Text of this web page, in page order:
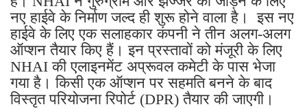
नए हाईवे के निर्माण जल्द ही शुरू होने वाला है। इस नए
हाईवे के लिए एक सलाहकार कंपनी ने तीन अलग-अलग
ऑप्शन तैयार किए हैं। इन प्रस्तावों को मंजूरी के लिए
NHAI की एलाइनमेंट अप्रूवल कमेटी के पास भेजा
गया है। किसी एक ऑप्शन पर सहमति बनने के बाद
विस्तृत परियोजना रिपोर्ट (DPR) तैयार की जाएगी।